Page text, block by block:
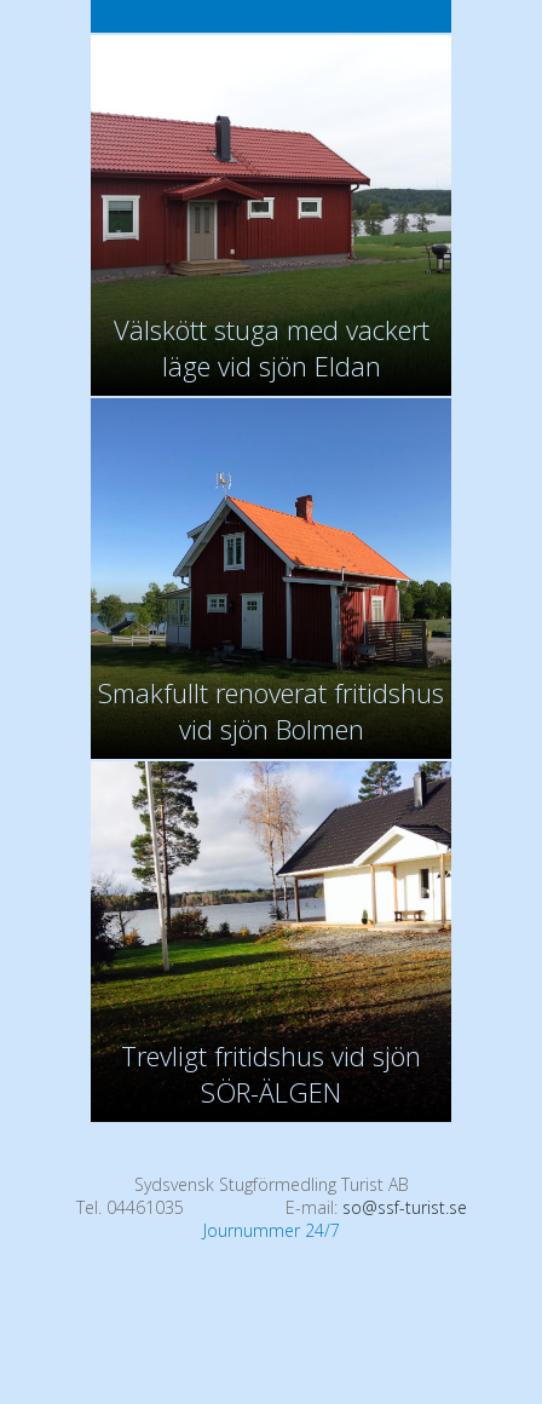
Välskött stuga med vackert
läge vid sjön Eldan
Smakfullt renoverat fritidshus
vid sjön Bolmen
Trevligt fritidshus vid sjön
SÖR-ÄLGEN
Sydsvensk Stugförmedling Turist AB
Tel. 04461035
E-mail: so@ssf-turist.se
Journummer 24/7